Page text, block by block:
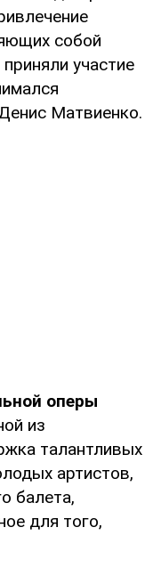
собой
участие
Матвиенко.
оперы
из
талантливых
артистов,
балета,
для того,